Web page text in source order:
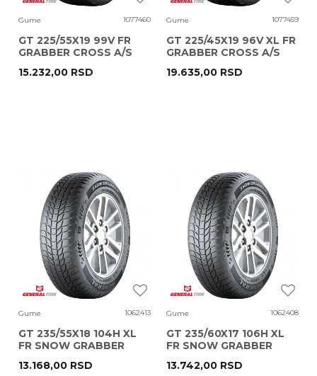
Gume 1077460
GT 225/55X19 99V FR
GRABBER CROSS A/S
15.232,00 RSD
Gume 1077459
GT 225/45X19 96V XL FR
GRABBER CROSS A/S
19.635,00 RSD
Gume 1062413
GT 235/55X18 104H XL
FR SNOW GRABBER
13.168,00 RSD
Gume 1062408
GT 235/60X17 106H XL
FR SNOW GRABBER
13.742,00 RSD